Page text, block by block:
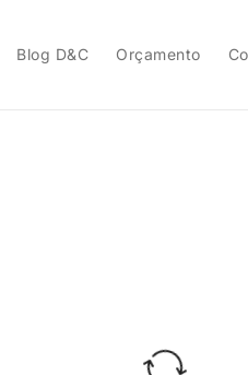
Blog D&C Orçamento